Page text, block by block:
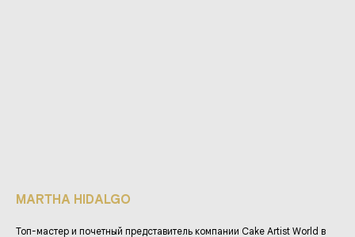
MARTHA HIDALGO
Топ-мастер и почетный представитель компании Cake Artist World в